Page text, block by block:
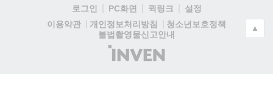
로그인 PC화면 퀵링크
설정
이용약관
개인정보처리방침
청소년보호정책
불법촬영물신고안내
(주)
인
▲